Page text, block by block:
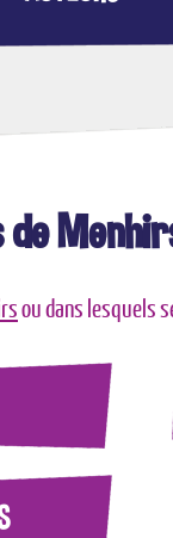
de
ou dans lesquels